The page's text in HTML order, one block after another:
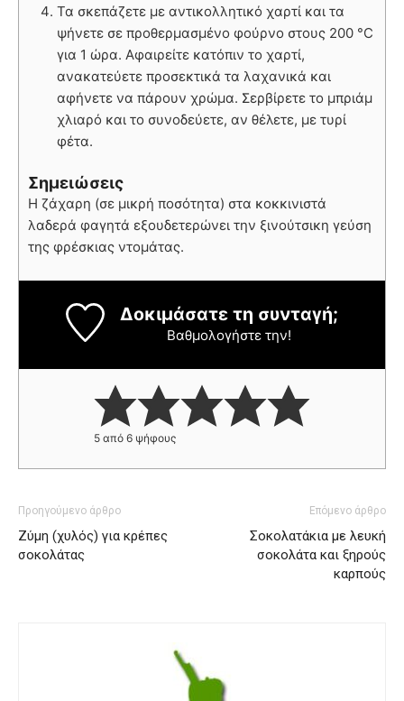
Τα σκεπάζετε με αντικολλητικό χαρτί και τα
ψήνετε σε προθερμασμένο φούρνο στους 200 °C
για 1 ώρα. Αφαιρείτε κατόπιν το χαρτί,
ανακατεύετε προσεκτικά τα λαχανικά και
αφήνετε να πάρουν χρώμα. Σερβίρετε το μπριάμ
χλιαρό και το συνοδεύετε, αν θέλετε, με τυρί
φέτα.
Σημειώσεις
Η ζάχαρη (σε μικρή ποσότητα) στα κοκκινιστά
λαδερά φαγητά εξουδετερώνει την ξινούτσικη γεύση
της φρέσκιας ντομάτας.
Δοκιμάσατε τη συνταγή;
Βαθμολογήστε την!
5 από 6 ψήφους
Προηγούμενο άρθρο
Ζύμη (χυλός) για κρέπες
σοκολάτας
Επόμενο άρθρο
Σοκολατάκια με λευκή
σοκολάτα και ξηρούς
καρπούς